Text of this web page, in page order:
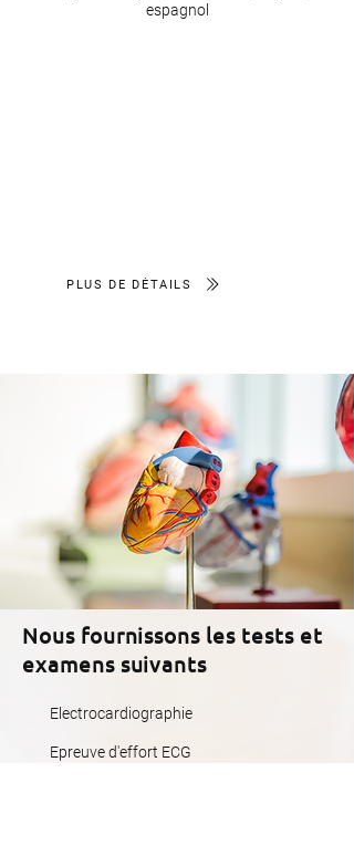
espagnol
PLUS DE DÉTAILS
Nous fournissons les tests et
examens suivants
Electrocardiographie
Epreuve d'effort ECG